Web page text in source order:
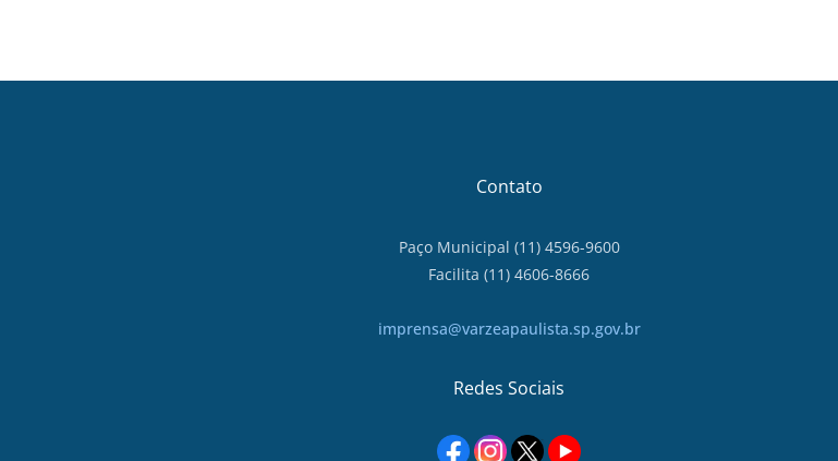
Contato
Paço Municipal (11) 4596-9600
Facilita (11) 4606-8666
imprensa@varzeapaulista.sp.gov.br
Redes Sociais